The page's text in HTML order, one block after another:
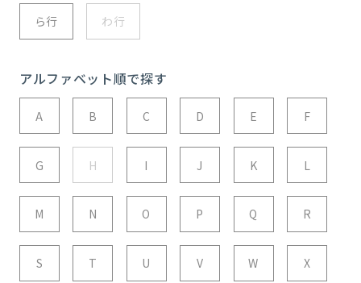
ら行 わ行
アルファベット順で探す
A B C D E F
G H I J K L
M N O P Q R
S T U V W X